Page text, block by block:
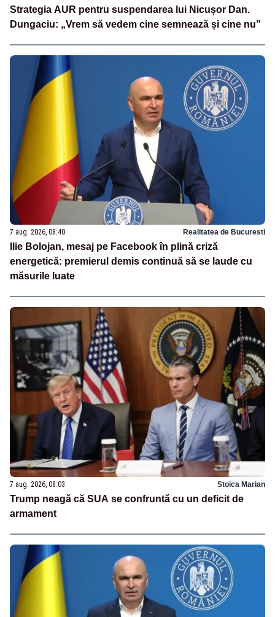
Strategia AUR pentru suspendarea lui Nicușor Dan.
Dungaciu: „Vrem să vedem cine semnează și cine nu”
7 aug. 2026, 08:40 Realitatea de Bucuresti
Ilie Bolojan, mesaj pe Facebook în plină criză
energetică: premierul demis continuă să se laude cu
măsurile luate
7 aug. 2026, 08:03 Stoica Marian
Trump neagă că SUA se confruntă cu un deficit de
armament